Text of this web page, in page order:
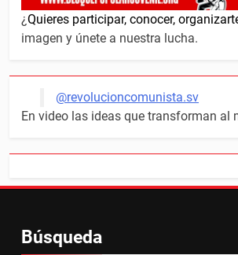
¿Quieres participar, conocer,
imagen y únete a nuestra lucha.
@revolucioncomunista.sv
En video las ideas que transforman al
Búsqueda